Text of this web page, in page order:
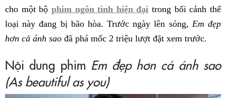
cho một bộ phim ngôn tình hiện đại trong bối cảnh thể
loại này đang bị bão hòa. Trước ngày lên sóng, Em đẹp
hơn cả ánh sao đã phá mốc 2 triệu lượt đặt xem trước.
Nội dung phim Em đẹp hơn cả ánh sao
(As beautiful as you)